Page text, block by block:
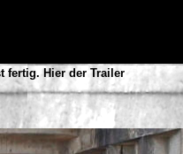
fertig. Hier der Trailer